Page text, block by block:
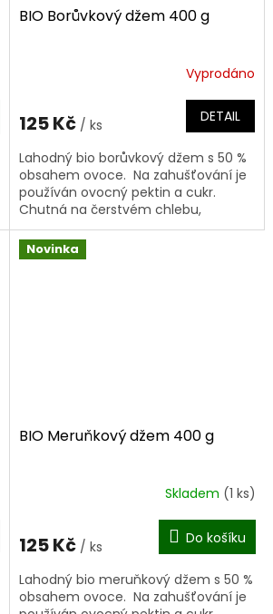
BIO Borůvkový džem 400 g
Vyprodáno
125 Kč / ks DETAIL
Lahodný bio borůvkový džem s 50 %
obsahem ovoce. Na zahušťování je
používán ovocný pektin a cukr.
Chutná na čerstvém chlebu,
v ranních cereáliích, na...
Novinka
BIO Meruňkový džem 400 g
Skladem (1 ks)
125 Kč / ks Do košíku
Lahodný bio meruňkový džem s 50 %
obsahem ovoce. Na zahušťování je